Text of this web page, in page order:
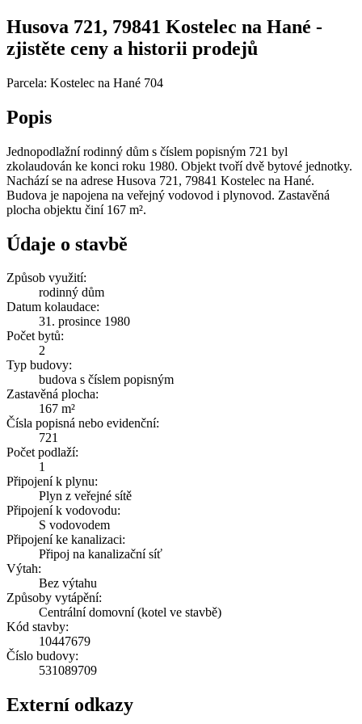
Husova 721, 79841 Kostelec na Hané -
zjistěte ceny a historii prodejů
Parcela: Kostelec na Hané 704
Popis
Jednopodlažní rodinný dům s číslem popisným 721 byl
zkolaudován ke konci roku 1980. Objekt tvoří dvě bytové jednotky.
Nachází se na adrese Husova 721, 79841 Kostelec na Hané.
Budova je napojena na veřejný vodovod i plynovod. Zastavěná
plocha objektu činí 167 m².
Údaje o stavbě
Způsob využití:
rodinný dům
Datum kolaudace:
31. prosince 1980
Počet bytů:
2
Typ budovy:
budova s číslem popisným
Zastavěná plocha:
167 m²
Čísla popisná nebo evidenční:
721
Počet podlaží:
1
Připojení k plynu:
Plyn z veřejné sítě
Připojení k vodovodu:
S vodovodem
Připojení ke kanalizaci:
Připoj na kanalizační síť
Výtah:
Bez výtahu
Způsoby vytápění:
Centrální domovní (kotel ve stavbě)
Kód stavby:
10447679
Číslo budovy:
531089709
Externí odkazy